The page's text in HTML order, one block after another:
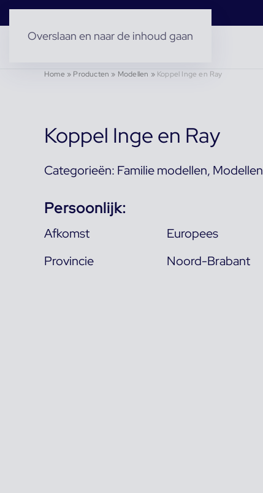
Overslaan en naar de inhoud gaan
Home» Producten » Modellen » Koppel Inge en Ray
Koppel Inge en Ray
Categorieën: Familie modellen, Modellen
Persoonlijk:
Afkomst
Europees
Provincie
Noord-Brabant